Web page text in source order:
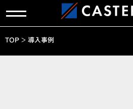
TOP > 導入事例